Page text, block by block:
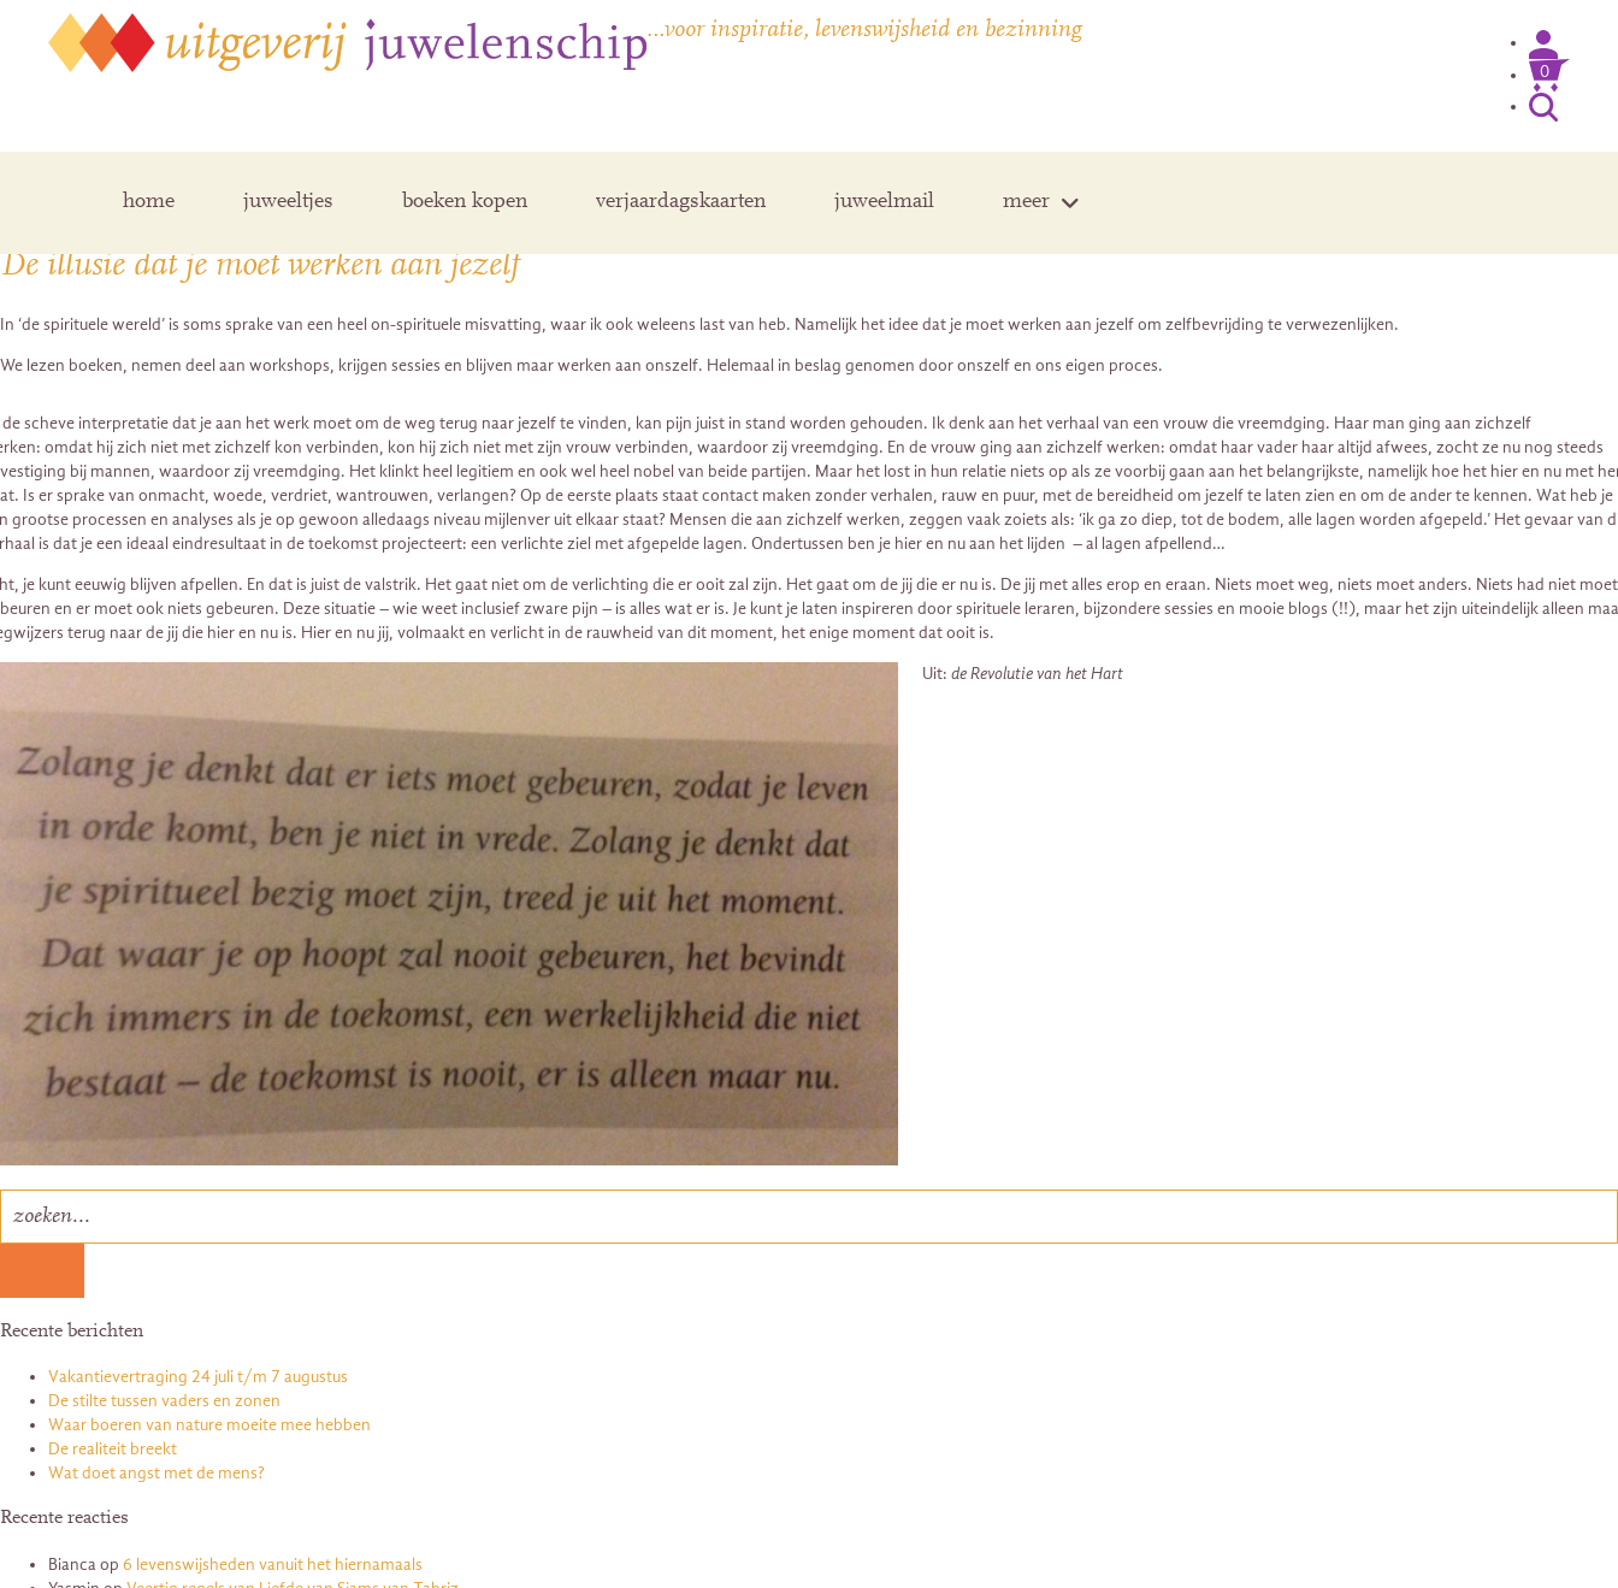
…voor inspiratie, levenswijsheid en bezinning
0
home juweeltjes boeken kopen verjaardagskaarten juweelmail meer
Posts Tagged ‘terug naar jezelf’
De illusie dat je moet werken aan jezelf
In ‘de spirituele wereld’ is soms sprake van een heel on-spirituele misvatting, waar ik ook weleens last van heb. Namelijk het idee dat je moet werken aan jezelf om zelfbevrijding te verwezenlijken.
We lezen boeken, nemen deel aan workshops, krijgen sessies en blijven maar werken aan onszelf. Helemaal in beslag genomen door onszelf en ons eigen proces.
de scheve interpretatie dat je aan het werk moet om de weg terug naar jezelf te vinden, kan pijn juist in stand worden gehouden. Ik denk aan het verhaal van een vrouw die vreemdging. Haar man ging aan zichzelf
omdat hij zich niet met zichzelf kon verbinden, kon hij zich niet met zijn vrouw verbinden, waardoor zij vreemdging. En de vrouw ging aan zichzelf werken: omdat haar vader haar altijd afwees, zocht ze nu nog steeds
bij mannen, waardoor zij vreemdging. Het klinkt heel legitiem en ook wel heel nobel van beide partijen. Maar het lost in hun relatie niets op als ze voorbij gaan aan het belangrijkste, namelijk hoe het hier en nu met
Is er sprake van onmacht, woede, verdriet, wantrouwen, verlangen? Op de eerste plaats staat contact maken zonder verhalen, rauw en puur, met de bereidheid om jezelf te laten zien en om de ander te kennen. Wat heb je
grootse processen en analyses als je op gewoon alledaags niveau mijlenver uit elkaar staat? Mensen die aan zichzelf werken, zeggen vaak zoiets als: ‘ik ga zo diep, tot de bodem, alle lagen worden afgepeld.’ Het gevaar van
is dat je een ideaal eindresultaat in de toekomst projecteert: een verlichte ziel met afgepelde lagen. Ondertussen ben je hier en nu aan het lijden – al lagen afpellend…
je kunt eeuwig blijven afpellen. En dat is juist de valstrik. Het gaat niet om de verlichting die er ooit zal zijn. Het gaat om de jij die er nu is. De jij met alles erop en eraan. Niets moet weg, niets moet anders. Niets had niet
en er moet ook niets gebeuren. Deze situatie – wie weet inclusief zware pijn – is alles wat er is. Je kunt je laten inspireren door spirituele leraren, bijzondere sessies en mooie blogs (!!), maar het zijn uiteindelijk alleen
terug naar de jij die hier en nu is. Hier en nu jij, volmaakt en verlicht in de rauwheid van dit moment, het enige moment dat ooit is.
Uit: de Revolutie van het Hart
Recente berichten
Vakantievertraging 24 juli t/m 7 augustus
De stilte tussen vaders en zonen
Waar boeren van nature moeite mee hebben
De realiteit breekt
Wat doet angst met de mens?
Recente reacties
Biancaop 6 levenswijsheden vanuit het hiernamaals